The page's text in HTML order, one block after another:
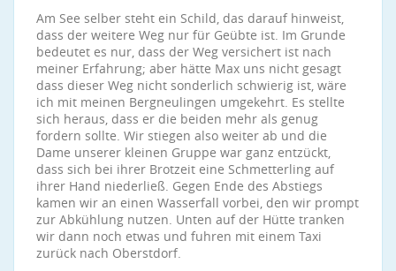
Am See selber steht ein Schild, das darauf hinweist,
dass der weitere Weg nur für Geübte ist. Im Grunde
bedeutet es nur, dass der Weg versichert ist nach
meiner Erfahrung; aber hätte Max uns nicht gesagt
dass dieser Weg nicht sonderlich schwierig ist, wäre
ich mit meinen Bergneulingen umgekehrt. Es stellte
sich heraus, dass er die beiden mehr als genug
fordern sollte. Wir stiegen also weiter ab und die
Dame unserer kleinen Gruppe war ganz entzückt,
dass sich bei ihrer Brotzeit eine Schmetterling auf
ihrer Hand niederließ. Gegen Ende des Abstiegs
kamen wir an einen Wasserfall vorbei, den wir prompt
zur Abkühlung nutzen. Unten auf der Hütte tranken
wir dann noch etwas und fuhren mit einem Taxi
zurück nach Oberstdorf.